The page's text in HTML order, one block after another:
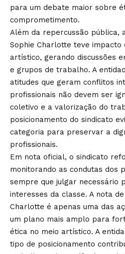
para um debate maior sobre
comprometimento.
Além da repercussão pública,
Sophie Charlotte teve
artístico, gerando discussões
e grupos de trabalho. A
atitudes que geram conflitos
profissionais não devem ser
coletivo e a valorização do
posicionamento do sindicato
categoria para preservar a
profissionais.
Em nota oficial, o sindicato
monitorando as condutas dos
sempre que julgar necessário
interesses da classe. A nota
Charlotte é apenas uma das
um plano mais amplo para
ética no meio artístico. A
tipo de posicionamento